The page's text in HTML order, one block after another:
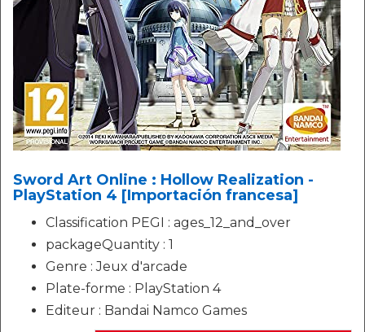
Sword Art Online : Hollow Realization -
PlayStation 4 [Importación francesa]
Classification PEGI : ages_12_and_over
packageQuantity : 1
Genre : Jeux d'arcade
Plate-forme : PlayStation 4
Editeur : Bandai Namco Games